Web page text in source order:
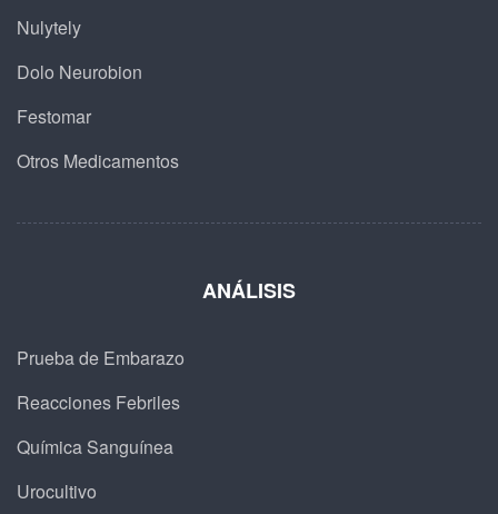
Nulytely
Dolo Neurobion
Festomar
Otros Medicamentos
ANÁLISIS
Prueba de Embarazo
Reacciones Febriles
Química Sanguínea
Urocultivo